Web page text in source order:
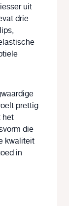
uit
drie
prettig
het
die
kwaliteit
in